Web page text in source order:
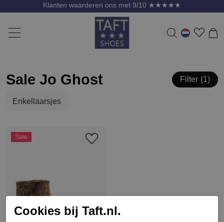
Klanten waarderen ons met 9/10 ★★★★★
Sale Jo Ghost Filter 1
Enkellaarsjes
Sale
Cookies bij Taft.nl.